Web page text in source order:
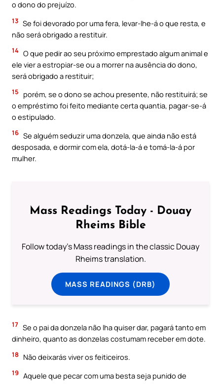
o dono do prejuízo.
13 Se foi devorado por uma fera, levar-lhe-á o que resta, e
não será obrigado a restituir.
14 O que pedir ao seu próximo emprestado algum animal e
ele vier a estropiar-se ou a morrer na ausência do dono,
será obrigado a restituir;
15
porém, se o dono se achou presente, não restituirá; se
o empréstimo foi feito mediante certa quantia, pagar-se-á
o estipulado.
16 Se alguém seduzir uma donzela, que ainda não está
desposada, e dormir com ela, dotá-la-á e tomá-la-á por
mulher.
Mass Readings Today - Douay
Rheims Bible
Follow today's Mass readings in the classic Douay
Rheims translation.
MASS READINGS (DRB)
17 Se o pai da donzela não lha quiser dar, pagará tanto em
dinheiro, quanto as donzelas costumam receber em dote.
18 Não deixarás viver os feiticeiros.
19 Aquele que pecar com uma besta seja punido de